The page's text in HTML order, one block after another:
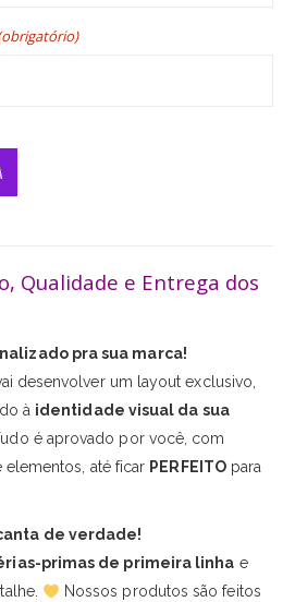
Qualidade e Entrega dos
pra sua marca!
desenvolver um layout exclusivo,
à identidade visual da sua
é aprovado por você, com
elementos, até ficar PERFEITOpara
de verdade!
primas de primeira linha e
Nossos produtos são feitos